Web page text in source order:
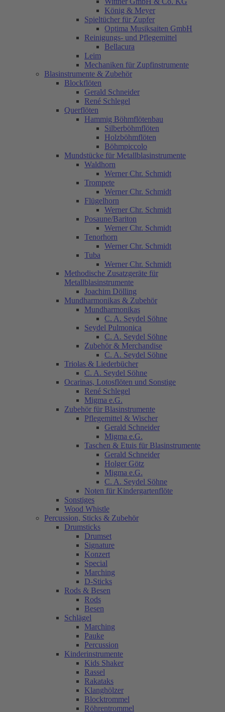
König & Meyer
Spieltücher für Zupfer
Optima Musiksaiten GmbH
Reinigungs- und Pflegemittel
Bellacura
Leim
Mechaniken für Zupfinstrumente
Blasinstrumente & Zubehör
Blockflöten
Gerald Schneider
René Schlegel
Querflöten
Hammig Böhmflötenbau
Silberböhmflöten
Holzböhmflöten
Böhmpiccolo
Mundstücke für Metallblasinstrumente
Waldhorn
Werner Chr. Schmidt
Trompete
Werner Chr. Schmidt
Flügelhorn
Werner Chr. Schmidt
Posaune/Bariton
Werner Chr. Schmidt
Tenorhorn
Werner Chr. Schmidt
Tuba
Werner Chr. Schmidt
Methodische Zusatzgeräte für
Metallblasinstrumente
Joachim Dölling
Mundharmonikas & Zubehör
Mundharmonikas
C. A. Seydel Söhne
Seydel Pulmonica
C. A. Seydel Söhne
Zubehör & Merchandise
C. A. Seydel Söhne
Triolas & Liederbücher
C. A. Seydel Söhne
Ocarinas, Lotosflöten und Sonstige
René Schlegel
Migma e.G.
Zubehör für Blasinstrumente
Pflegemittel & Wischer
Gerald Schneider
Migma e.G.
Taschen & Etuis für Blasinstrumente
Gerald Schneider
Holger Götz
Migma e.G.
C. A. Seydel Söhne
Noten für Kindergartenflöte
Sonstiges
Wood Whistle
Percussion, Sticks & Zubehör
Drumsticks
Drumset
Signature
Konzert
Special
Marching
D-Sticks
Rods & Besen
Rods
Besen
Schlägel
Marching
Pauke
Percussion
Kinderinstrumente
Kids Shaker
Rassel
Rakataks
Klanghölzer
Blocktrommel
Röhrentrommel